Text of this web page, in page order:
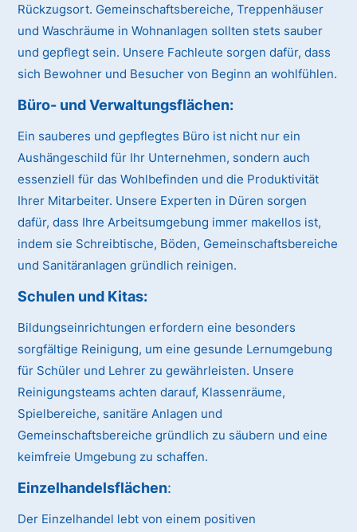
Rückzugsort. Gemeinschaftsbereiche, Treppenhäuser
und Waschräume in Wohnanlagen sollten stets sauber
und gepflegt sein. Unsere Fachleute sorgen dafür, dass
sich Bewohner und Besucher von Beginn an wohlfühlen.
Büro- und Verwaltungsflächen:
Ein sauberes und gepflegtes Büro ist nicht nur ein
Aushängeschild für Ihr Unternehmen, sondern auch
essenziell für das Wohlbefinden und die Produktivität
Ihrer Mitarbeiter. Unsere Experten in Düren sorgen
dafür, dass Ihre Arbeitsumgebung immer makellos ist,
indem sie Schreibtische, Böden, Gemeinschaftsbereiche
und Sanitäranlagen gründlich reinigen.
Schulen und Kitas:
Bildungseinrichtungen erfordern eine besonders
sorgfältige Reinigung, um eine gesunde Lernumgebung
für Schüler und Lehrer zu gewährleisten. Unsere
Reinigungsteams achten darauf, Klassenräume,
Spielbereiche, sanitäre Anlagen und
Gemeinschaftsbereiche gründlich zu säubern und eine
keimfreie Umgebung zu schaffen.
Einzelhandelsflächen:
Der Einzelhandel lebt von einem positiven